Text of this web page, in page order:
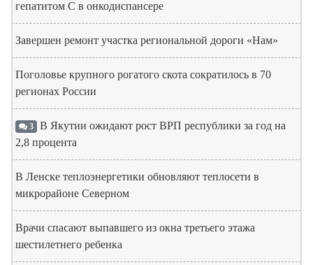
гепатитом С в онкодиспансере
Завершен ремонт участка региональной дороги «Нам»
Поголовье крупного рогатого скота сократилось в 70
регионах России
3 В Якутии ожидают рост ВРП республики за год на
2,8 процента
В Ленске теплоэнергетики обновляют теплосети в
микрорайоне Северном
Врачи спасают выпавшего из окна третьего этажа
шестилетнего ребенка